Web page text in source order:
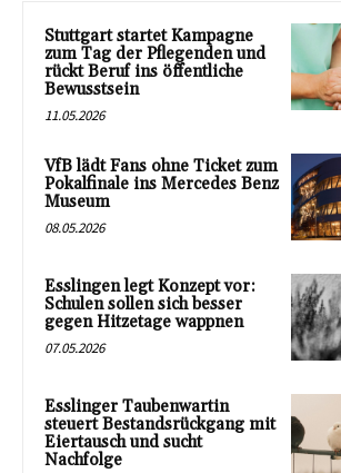
Stuttgart startet Kampagne
zum Tag der Pflegenden und
rückt Beruf ins öffentliche
Bewusstsein
11.05.2026
VfB lädt Fans ohne Ticket zum
Pokalfinale ins Mercedes Benz
Museum
08.05.2026
Esslingen legt Konzept vor:
Schulen sollen sich besser
gegen Hitzetage wappnen
07.05.2026
Esslinger Taubenwartin
steuert Bestandsrückgang mit
Eiertausch und sucht
Nachfolge